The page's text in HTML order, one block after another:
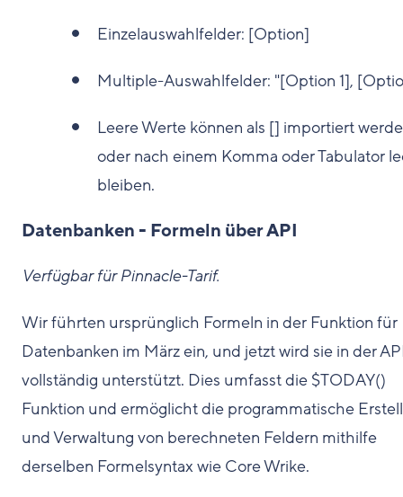
Einzelauswahlfelder: [Option]
Multiple-Auswahlfelder: "[Option 1],
Leere Werte können als [] importiert
oder nach einem Komma oder Tabulator
bleiben.
Datenbanken - Formeln über API
Verfügbar für Pinnacle-Tarif.
Wir führten ursprünglich Formeln in der Funktion für
Datenbanken im März ein, und jetzt wird sie in der
vollständig unterstützt. Dies umfasst die $TODAY()
Funktion und ermöglicht die programmatische
und Verwaltung von berechneten Feldern mithilfe
derselben Formelsyntax wie Core Wrike.